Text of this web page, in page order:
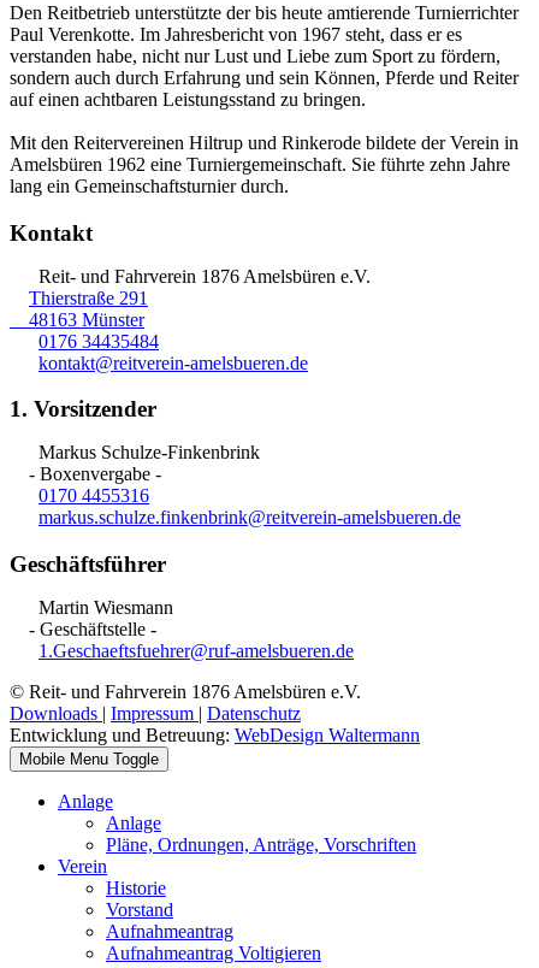
Den Reitbetrieb unterstützte der bis heute amtierende Turnierrichter
Paul Verenkotte. Im Jahresbericht von 1967 steht, dass er es
verstanden habe, nicht nur Lust und Liebe zum Sport zu fördern,
sondern auch durch Erfahrung und sein Können, Pferde und Reiter
auf einen achtbaren Leistungsstand zu bringen.
Mit den Reitervereinen Hiltrup und Rinkerode bildete der Verein in
Amelsbüren 1962 eine Turniergemeinschaft. Sie führte zehn Jahre
lang ein Gemeinschaftsturnier durch.
Kontakt
Reit- und Fahrverein 1876 Amelsbüren e.V.
Thierstraße 291
48163 Münster
0176 34435484
kontakt@reitverein-amelsbueren.de
1. Vorsitzender
Markus Schulze-Finkenbrink
- Boxenvergabe -
0170 4455316
markus.schulze.finkenbrink@reitverein-amelsbueren.de
Geschäftsführer
Martin Wiesmann
- Geschäftstelle -
1.Geschaeftsfuehrer@ruf-amelsbueren.de
© Reit- und Fahrverein 1876 Amelsbüren e.V.
Downloads | Impressum | Datenschutz
Entwicklung und Betreuung: WebDesign Waltermann
Mobile Menu Toggle
Anlage
Anlage
Pläne, Ordnungen, Anträge, Vorschriften
Verein
Historie
Vorstand
Aufnahmeantrag
Aufnahmeantrag Voltigieren